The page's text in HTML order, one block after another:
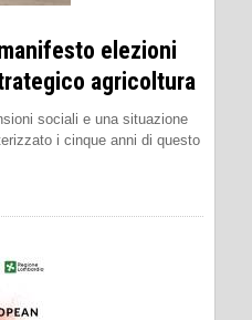
elezioni
agricoltura
sociali e una situazione
i cinque anni di questo